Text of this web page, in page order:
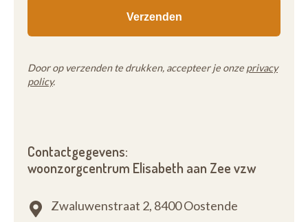
Door op verzenden te drukken, accepteer je onze privacy
policy.
Contactgegevens:
woonzorgcentrum Elisabeth aan Zee vzw
Zwaluwenstraat 2, 8400 Oostende